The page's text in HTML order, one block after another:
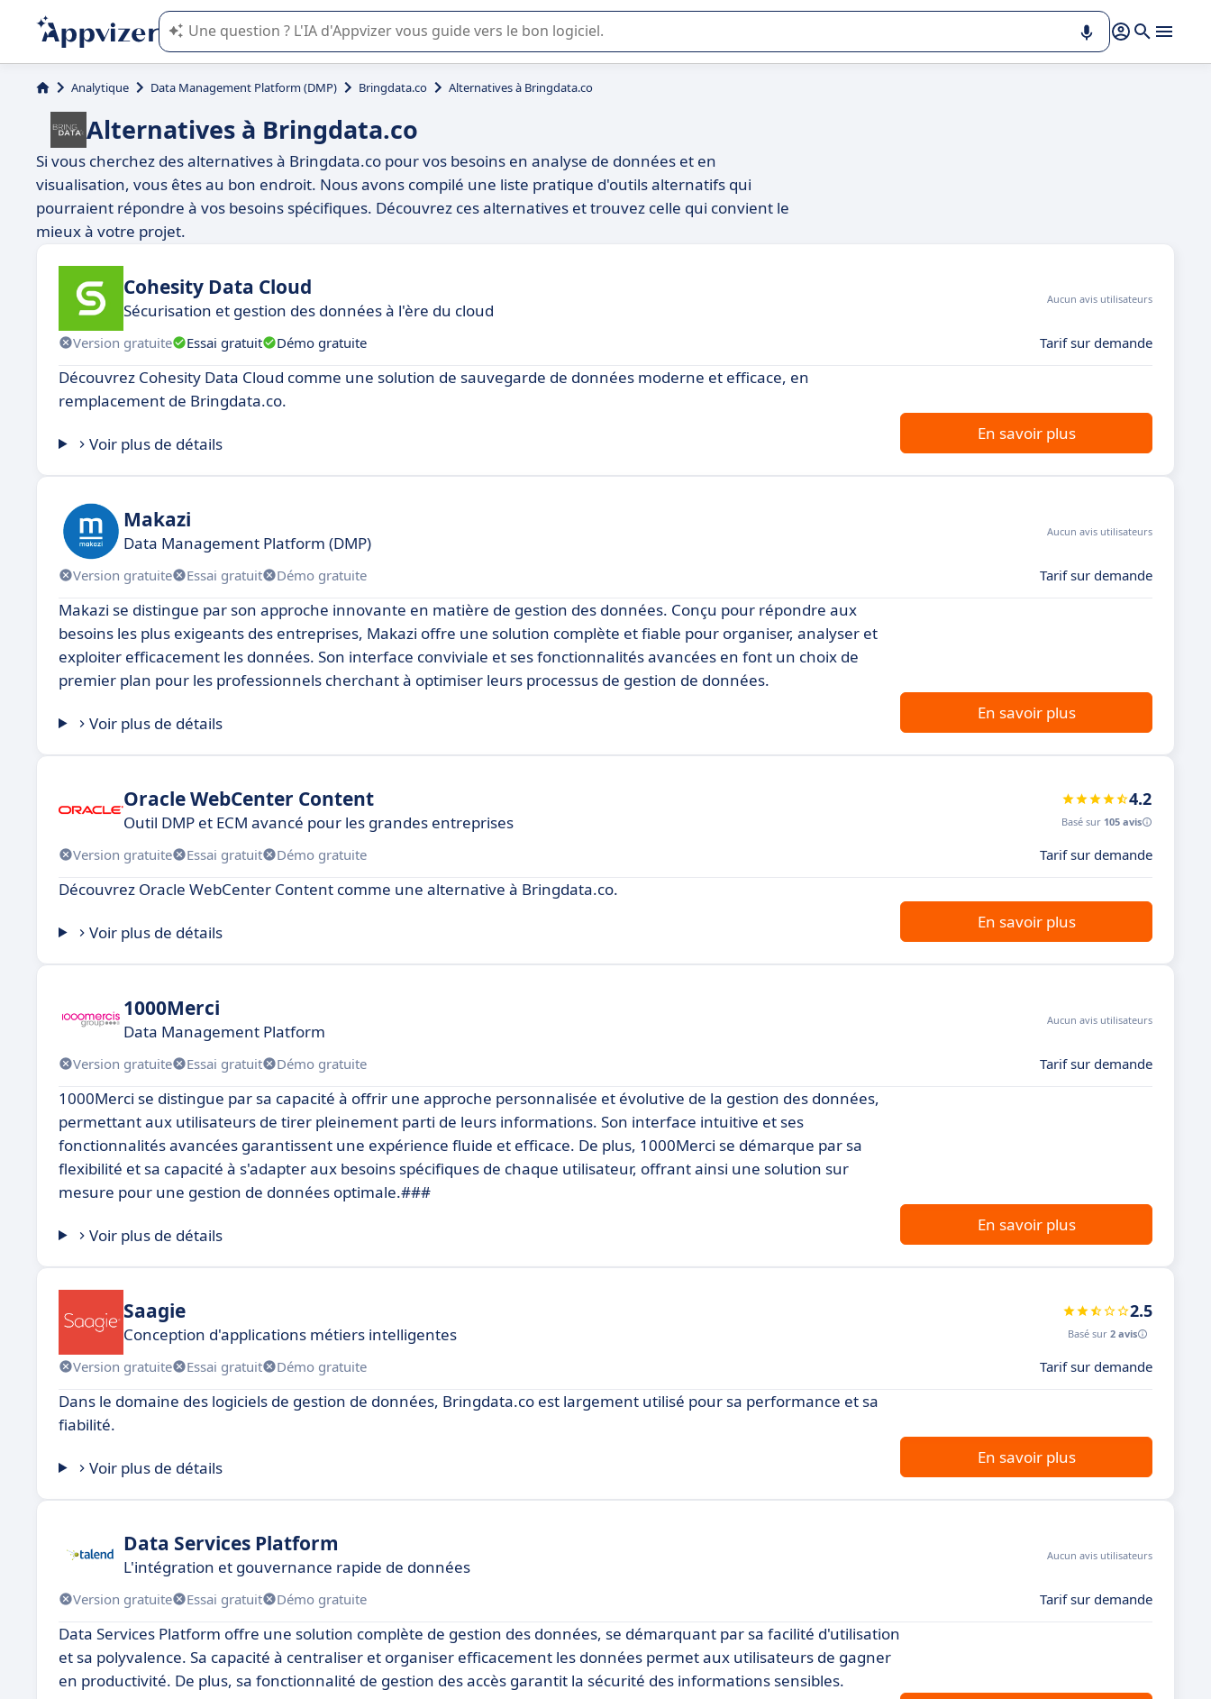
L'IA de Appvizer vous guide dans l'utilisation ou la sélection de logiciel SaaS en entreprise.
Analytique Data Management Platform (DMP) Bringdata.co Alternatives à Bringdata.co
Alternatives à Bringdata.co
Si vous cherchez des alternatives à Bringdata.co pour vos besoins en analyse de données et en
visualisation, vous êtes au bon endroit. Nous avons compilé une liste pratique d'outils alternatifs qui
pourraient répondre à vos besoins spécifiques. Découvrez ces alternatives et trouvez celle qui convient le
mieux à votre projet.
Cohesity Data Cloud
Sécurisation et gestion des données à l'ère du cloud
Aucun avis utilisateurs
Version gratuite Essai gratuit Démo gratuite Tarif sur demande
Découvrez Cohesity Data Cloud comme une solution de sauvegarde de données moderne et efficace, en
remplacement de Bringdata.co.
Voir plus de détails
En savoir plus
Makazi
Data Management Platform (DMP)
Aucun avis utilisateurs
Version gratuite Essai gratuit Démo gratuite Tarif sur demande
Makazi se distingue par son approche innovante en matière de gestion des données. Conçu pour répondre aux
besoins les plus exigeants des entreprises, Makazi offre une solution complète et fiable pour organiser, analyser et
exploiter efficacement les données. Son interface conviviale et ses fonctionnalités avancées en font un choix de
premier plan pour les professionnels cherchant à optimiser leurs processus de gestion de données.
Voir plus de détails
En savoir plus
Oracle WebCenter Content
Outil DMP et ECM avancé pour les grandes entreprises
4.2
Basé sur 105 avis
Version gratuite Essai gratuit Démo gratuite Tarif sur demande
Découvrez Oracle WebCenter Content comme une alternative à Bringdata.co.
Voir plus de détails
En savoir plus
1000Merci
Data Management Platform
Aucun avis utilisateurs
Version gratuite Essai gratuit Démo gratuite Tarif sur demande
1000Merci se distingue par sa capacité à offrir une approche personnalisée et évolutive de la gestion des données,
permettant aux utilisateurs de tirer pleinement parti de leurs informations. Son interface intuitive et ses
fonctionnalités avancées garantissent une expérience fluide et efficace. De plus, 1000Merci se démarque par sa
flexibilité et sa capacité à s'adapter aux besoins spécifiques de chaque utilisateur, offrant ainsi une solution sur
mesure pour une gestion de données optimale.###
Voir plus de détails
En savoir plus
Saagie
Conception d'applications métiers intelligentes
2.5
Basé sur 2 avis
Version gratuite Essai gratuit Démo gratuite Tarif sur demande
Dans le domaine des logiciels de gestion de données, Bringdata.co est largement utilisé pour sa performance et sa
fiabilité.
Voir plus de détails
En savoir plus
Data Services Platform
L'intégration et gouvernance rapide de données
Aucun avis utilisateurs
Version gratuite Essai gratuit Démo gratuite Tarif sur demande
Data Services Platform offre une solution complète de gestion des données, se démarquant par sa facilité d'utilisation
et sa polyvalence. Sa capacité à centraliser et organiser efficacement les données permet aux utilisateurs de gagner
en productivité. De plus, sa fonctionnalité de gestion des accès garantit la sécurité des informations sensibles.